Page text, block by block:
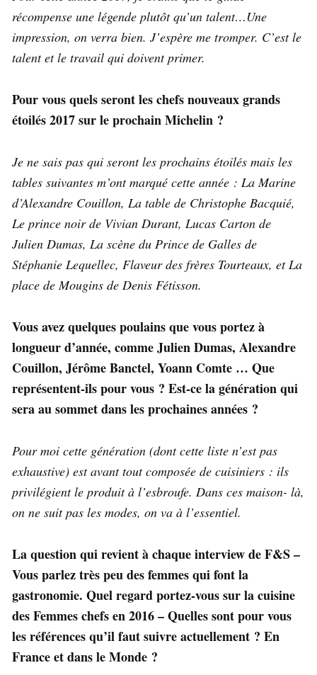
récompense une légende plutôt qu’un talent…Une
impression, on verra bien. J’espère me tromper. C’est le
talent et le travail qui doivent primer.
Pour vous quels seront les chefs nouveaux grands
étoilés 2017 sur le prochain Michelin ?
Je ne sais pas qui seront les prochains étoilés mais les
tables suivantes m’ont marqué cette année : La Marine
d’Alexandre Couillon, La table de Christophe Bacquié,
Le prince noir de Vivian Durant, Lucas Carton de
Julien Dumas, La scène du Prince de Galles de
Stéphanie Lequellec, Flaveur des frères Tourteaux, et La
place de Mougins de Denis Fétisson.
Vous avez quelques poulains que vous portez à
longueur d’année, comme Julien Dumas, Alexandre
Couillon, Jérôme Banctel, Yoann Comte … Que
représentent-ils pour vous ? Est-ce la génération qui
sera au sommet dans les prochaines années ?
Pour moi cette génération (dont cette liste n’est pas
exhaustive) est avant tout composée de cuisiniers : ils
privilégient le produit à l’esbroufe. Dans ces maison- là,
on ne suit pas les modes, on va à l’essentiel.
La question qui revient à chaque interview de F&S –
Vous parlez très peu des femmes qui font la
gastronomie. Quel regard portez-vous sur la cuisine
des Femmes chefs en 2016 – Quelles sont pour vous
les références qu’il faut suivre actuellement ? En
France et dans le Monde ?